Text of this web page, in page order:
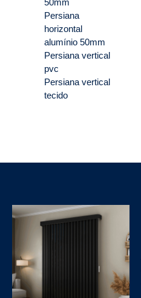
50mm
Persiana
horizontal
alumínio 50mm
Persiana vertical
pvc
Persiana vertical
tecido